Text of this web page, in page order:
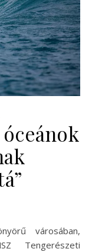
Tengerészeti